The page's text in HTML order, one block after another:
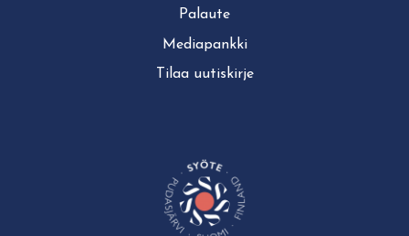
Palaute
Mediapankki
Tilaa uutiskirje